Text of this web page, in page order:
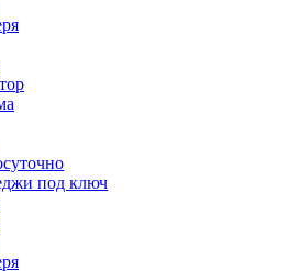
под ключ